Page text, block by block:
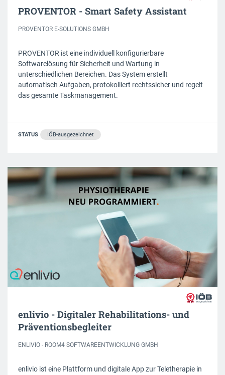
PROVENTOR - Smart Safety Assistant
PROVENTOR E-SOLUTIONS GMBH
PROVENTOR ist eine individuell konfigurierbare
Softwarelösung für Sicherheit und Wartung in
unterschiedlichen Bereichen. Das System erstellt
automatisch Aufgaben, protokolliert rechtssicher und regelt
das gesamte Taskmanagement.
STATUS IÖB-ausgezeichnet
enlivio - Digitaler Rehabilitations- und
Präventionsbegleiter
ENLIVIO - ROOM4 SOFTWAREENTWICKLUNG GMBH
enlivio ist eine Plattform und digitale App zur Teletherapie in